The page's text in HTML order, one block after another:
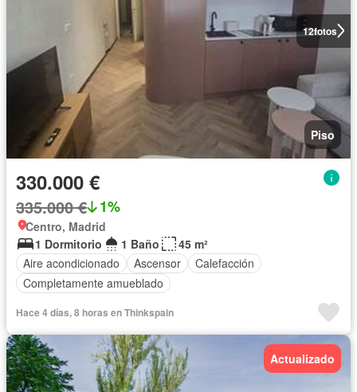
12fotos
Piso
330.000 €
335.000 € 1%
Centro, Madrid
1 Dormitorio
1 Baño
45 m²
Aire acondicionado
Ascensor
Calefacción
Completamente amueblado
Hace 4 días, 8 horas en Thinkspain
Actualizado